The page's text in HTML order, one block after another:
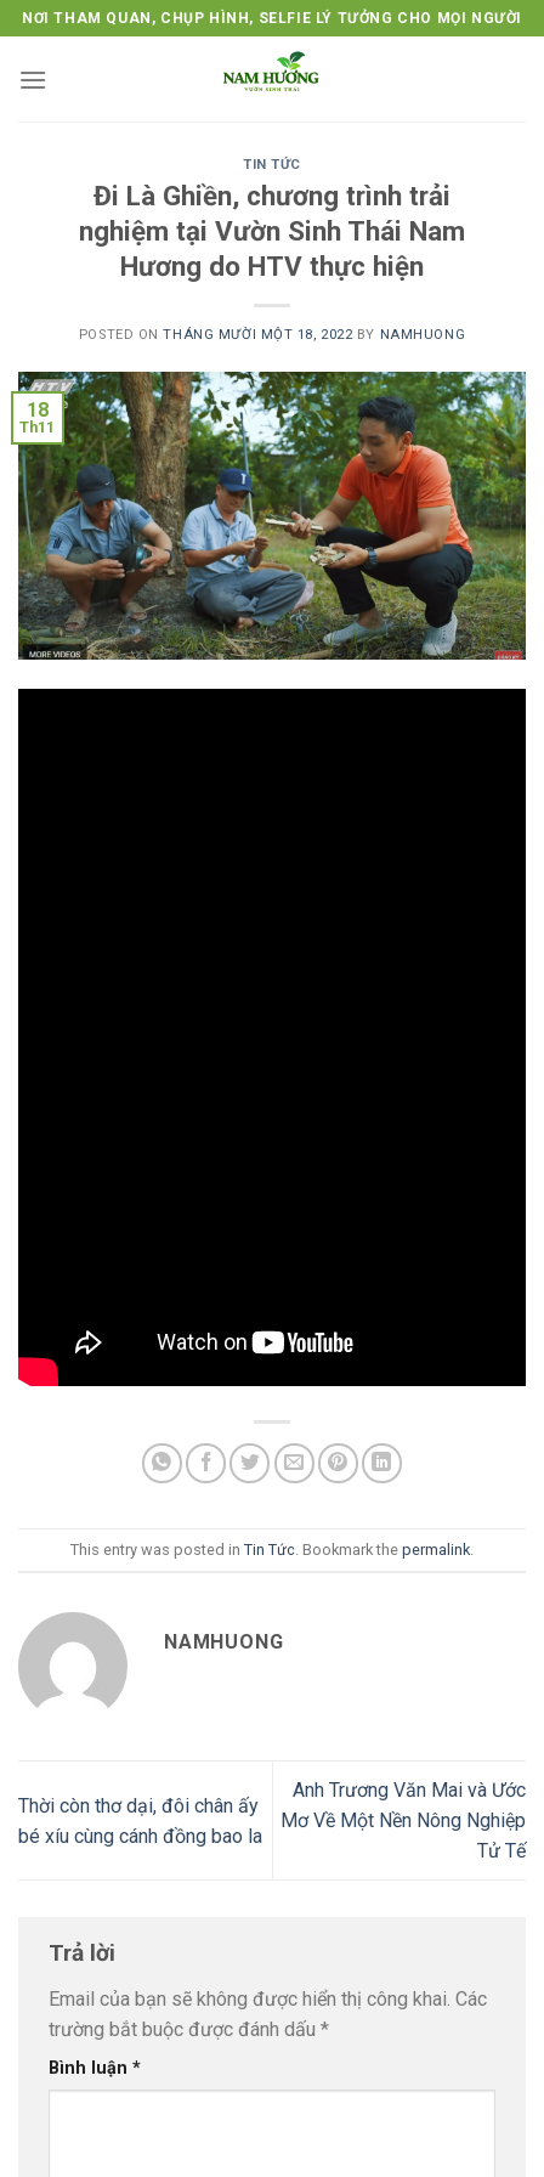
Skip
to
content
NƠI THAM QUAN, CHỤP HÌNH, SELFIE LÝ TƯỞNG CHO MỌI NGƯỜI
TIN TỨC
Đi Là Ghiền, chương trình trải
nghiệm tại Vườn Sinh Thái Nam
Hương do HTV thực hiện
POSTED ONTHÁNG MƯỜI MỘT 18, 2022 BY NAMHUONG
18
Th11
This entry was posted in Tin Tức . Bookmark the permalink
NAMHUONG
Thời còn thơ dại, đôi chân ấy
bé xíu cùng cánh đồng bao la
Anh Trương Văn Mai và Ước
Mơ Về Một Nền Nông Nghiệp
Tử Tế
Trả lời
Email của bạn sẽ không được hiển thị công khai. Các
trường bắt buộc được đánh dấu *
Bình luận *